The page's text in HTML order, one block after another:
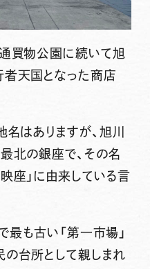
買物公園に続いて旭
天国となった商店
名はありますが、旭川
北の銀座で、その名
座」に由来している言
最も古い「第一市場」
台所として親しまれ